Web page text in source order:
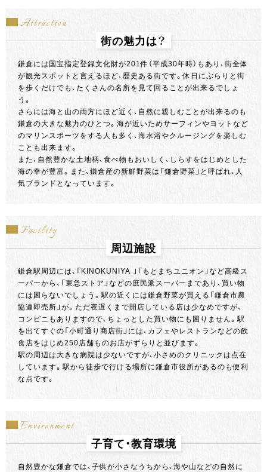
Attraction
街の魅力は？
鎌倉には国宝指定登録文化財が201件（平成30年時）もあり、街全体
が観光スポットと言えるほど、歴史ある街です。休日にぶらりと街
を歩くだけでも、たくさんの名所を見て回ることが出来るでしょ
う。
さらには海と山の両方にほど近く、自然に親しむことが出来るのも
鎌倉の大きな魅力のひとつ。海が近いためサーフィンやヨットなど
のマリンスポーツをする人も多く、海水浴やクルージングを楽しむ
ことも出来ます。
また、自然豊かな土地柄、食べ物もおいしく、しらすをはじめとした
海の幸が豊富。また、鎌倉産の新鮮野菜は「鎌倉野菜」と呼ばれ、人
気ブランドとなっています。
Facility
周辺施設
鎌倉駅周辺には、「KINOKUNIYA 」「もとまちユニオン」など高級ス
ーパーから、「東急ストア」などの庶民派スーパーまであり、買い物
には困らないでしょう。駅の近くには鎌倉野菜が買える「鎌倉市農
協連即売所」が。ただ夜遅くまで開店している店は少なめですが、
コンビニもありますので、ちょっとした買い物にも困りません。駅
を出てすぐの「小町通り商店街」には、カフェやレストランなどの飲
食店をはじめ250店舗ものお店がずらりと並びます。
駅の周辺は大きな病院は少ないですが、小さめのクリニックは点在
しています。駅から徒歩で行ける場所に鎌倉市役所があるのも便利
な点です。
Environment
子育て・教育環境
自然豊かな鎌倉では、子供が小さなうちから、海や山などの自然に